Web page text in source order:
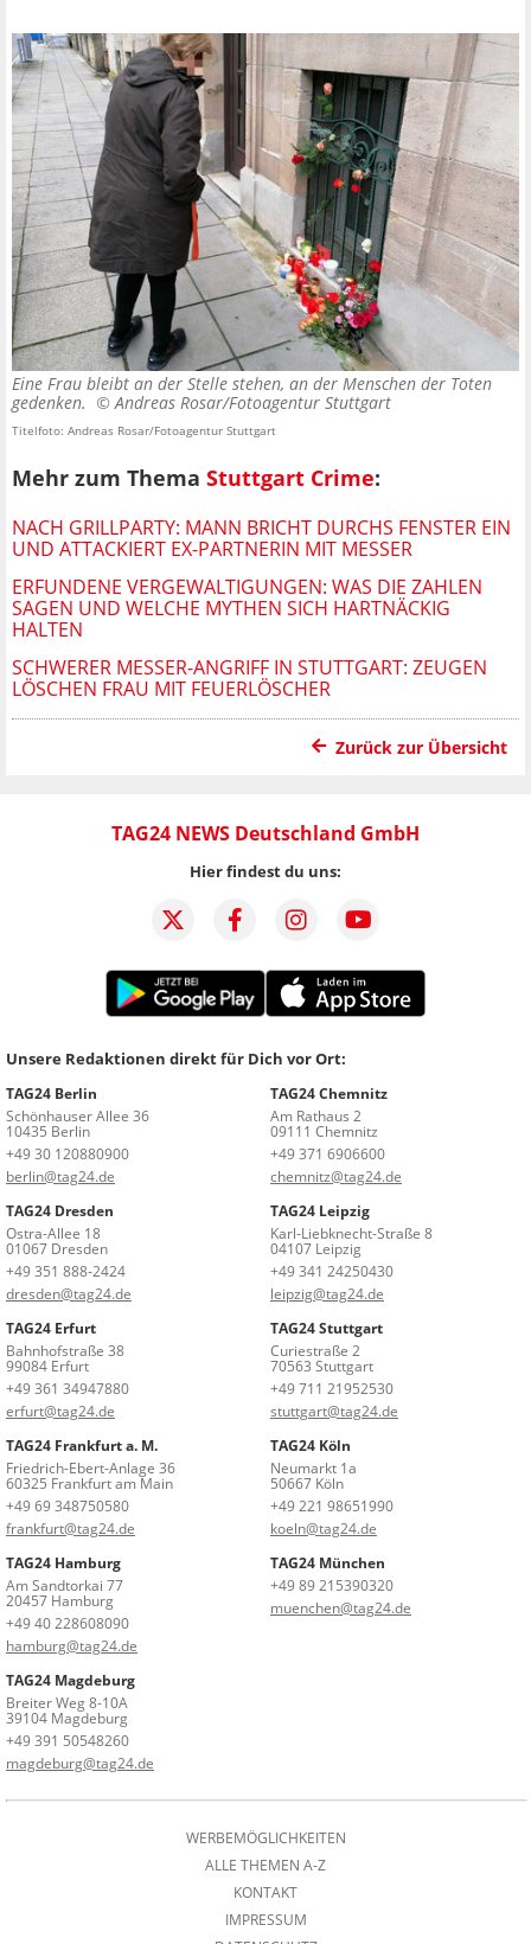
Eine Frau bleibt an der Stelle stehen, an der Menschen der Toten
gedenken. ©Andreas Rosar/Fotoagentur Stuttgart
Titelfoto: Andreas Rosar/Fotoagentur Stuttgart
Mehr zum Thema Stuttgart Crime:
NACH GRILLPARTY: MANN BRICHT DURCHS FENSTER EIN
UND ATTACKIERT EX-PARTNERIN MIT MESSER
ERFUNDENE VERGEWALTIGUNGEN: WAS DIE ZAHLEN
SAGEN UND WELCHE MYTHEN SICH HARTNÄCKIG
HALTEN
SCHWERER MESSER-ANGRIFF IN STUTTGART: ZEUGEN
LÖSCHEN FRAU MIT FEUERLÖSCHER
Zurück zur Übersicht
TAG24 NEWS Deutschland GmbH
Hier findest du uns:
Unsere Redaktionen direkt für Dich vor Ort:
TAG24 Berlin
Schönhauser Allee 36
10435 Berlin
+49 30 120880900
berlin@tag24.de
TAG24 Chemnitz
Am Rathaus 2
09111 Chemnitz
+49 371 6906600
chemnitz@tag24.de
TAG24 Dresden
Ostra-Allee 18
01067 Dresden
+49 351 888-2424
dresden@tag24.de
TAG24 Leipzig
Karl-Liebknecht-Straße 8
04107 Leipzig
+49 341 24250430
leipzig@tag24.de
TAG24 Erfurt
Bahnhofstraße 38
99084 Erfurt
+49 361 34947880
erfurt@tag24.de
TAG24 Stuttgart
Curiestraße 2
70563 Stuttgart
+49 711 21952530
stuttgart@tag24.de
TAG24 Frankfurt a. M.
Friedrich-Ebert-Anlage 36
60325 Frankfurt am Main
+49 69 348750580
frankfurt@tag24.de
TAG24 Köln
Neumarkt 1a
50667 Köln
+49 221 98651990
koeln@tag24.de
TAG24 Hamburg
Am Sandtorkai 77
20457 Hamburg
+49 40 228608090
hamburg@tag24.de
TAG24 München
+49 89 215390320
muenchen@tag24.de
TAG24 Magdeburg
Breiter Weg 8-10A
39104 Magdeburg
+49 391 50548260
magdeburg@tag24.de
WERBEMÖGLICHKEITEN
ALLE THEMEN A-Z
KONTAKT
IMPRESSUM